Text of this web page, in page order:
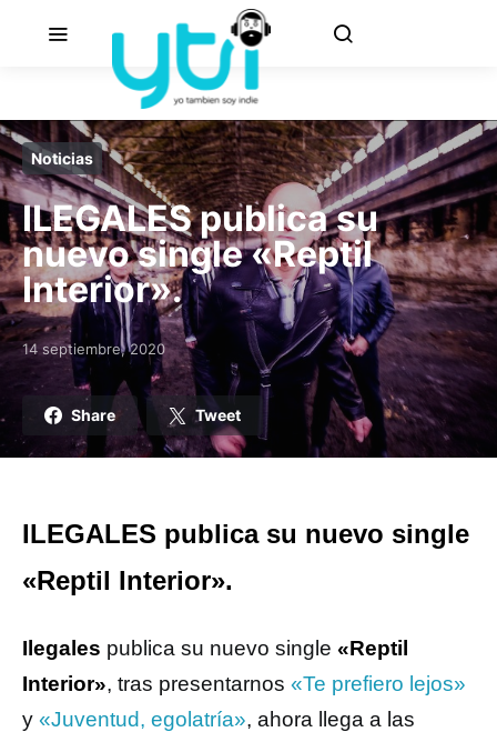
Noticias
ILEGALES publica su
nuevo single «Reptil
Interior».
Posted on
14 septiembre, 2020
Share Tweet
ILEGALES publica su nuevo single
«Reptil Interior».
Ilegales publica su nuevo single «Reptil
Interior», tras presentarnos «Te prefiero lejos»
y «Juventud, egolatría», ahora llega a las